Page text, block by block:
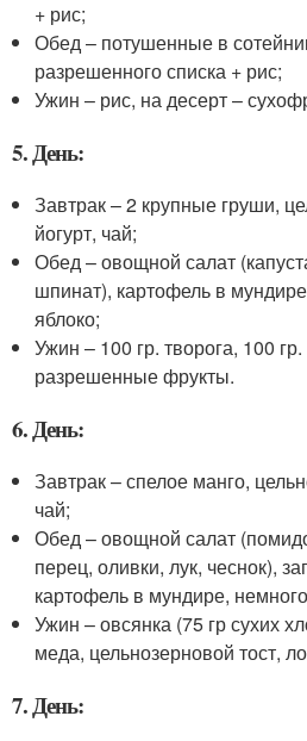
+ рис;
Обед – потушенные в
разрешенного списка + рис;
Ужин – рис, на десерт –
5. День:
Завтрак – 2 крупные груши,
йогурт, чай;
Обед – овощной салат
шпинат), картофель в
яблоко;
Ужин – 100 гр. творога, 100
разрешенные фрукты.
6. День:
Завтрак – спелое манго,
чай;
Обед – овощной салат
перец, оливки, лук, чеснок),
картофель в мундире,
Ужин – овсянка (75 гр сухих
меда, цельнозерновой тост,
7. День: